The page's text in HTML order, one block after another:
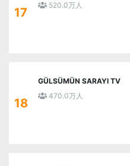
17
520.0万人
18
GÜLSÜMÜN SARAYI TV
470.0万人